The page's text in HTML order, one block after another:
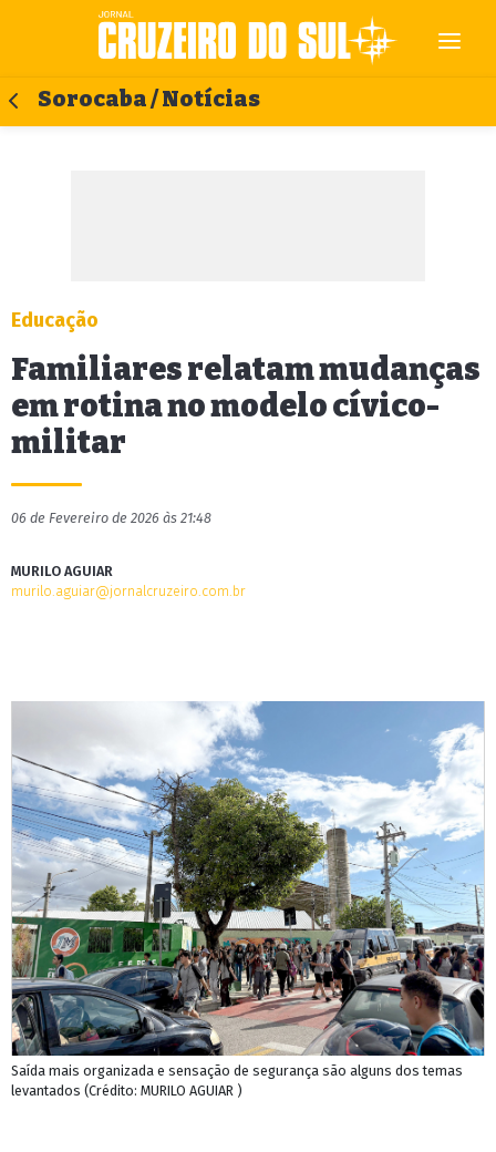
Sorocaba / Notícias
Educação
Familiares relatam mudanças
em rotina no modelo cívico-
militar
06 de Fevereiro de 2026 às 21:48
MURILO AGUIAR
murilo.aguiar@jornalcruzeiro.com.br
Saída mais organizada e sensação de segurança são alguns dos temas
levantados (Crédito: MURILO AGUIAR )